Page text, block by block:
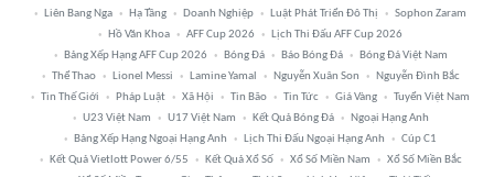
Liên Bang Nga
Hạ Tầng Doanh Nghiệp Luật Phát Triển Đô Thị
Sophon Zaram
Hồ Văn Khoa
AFF Cup 2026
Lịch Thi Đấu AFF Cup 2026
Bảng Xếp Hạng AFF Cup 2026
Bóng Đá Báo Bóng Đá
Bóng Đá Việt Nam
Thể Thao
Lionel Messi Lamine Yamal Nguyễn Xuân Son
Nguyễn Đình Bắc
Tin Thế Giới
Pháp Luật Xã Hội Tin Bão Tin Tức Giá Vàng
Tuyển Việt Nam
U23 Việt Nam
U17 Việt Nam Kết Quả Bóng Đá
Ngoại Hạng Anh
Bảng Xếp Hạng Ngoại Hạng Anh
Lịch Thi Đấu Ngoại Hạng Anh
Cúp C1
Kết Quả Vietlott Power 6/55
Kết Quả Xổ Số Xổ Số Miền Nam
Xổ Số Miền Bắc